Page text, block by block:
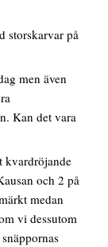
storskarvar på
men även
Kan det vara
kvardröjande
och 2 på
medan
vi dessutom